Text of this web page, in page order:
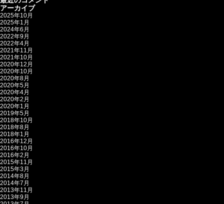
アーカイブ
2025年10月
2025年1月
2024年6月
2022年9月
2022年4月
2021年11月
2021年10月
2020年12月
2020年10月
2020年8月
2020年5月
2020年4月
2020年2月
2020年1月
2019年5月
2018年10月
2018年8月
2018年1月
2016年12月
2016年10月
2016年2月
2015年11月
2015年3月
2014年8月
2014年7月
2013年11月
2013年9月